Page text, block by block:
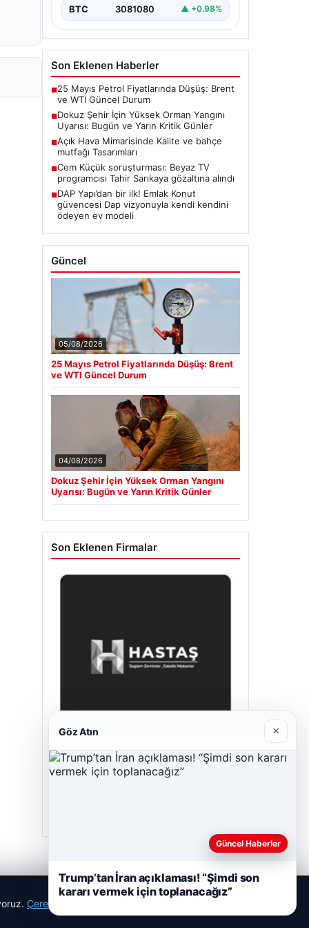
BTC 3081080 ▲ +0.98%
Son Eklenen Haberler
■25 Mayıs Petrol Fiyatlarında Düşüş: Brent
ve WTI Güncel Durum
■Dokuz Şehir İçin Yüksek Orman Yangını
Uyarısı: Bugün ve Yarın Kritik Günler
■Açık Hava Mimarisinde Kalite ve bahçe
mutfağı Tasarımları
■Cem Küçük soruşturması: Beyaz TV
programcısı Tahir Sarıkaya gözaltına alındı
■DAP Yapı’dan bir ilk! Emlak Konut
güvencesi Dap vizyonuyla kendi kendini
ödeyen ev modeli
Güncel
05/08/2026
25 Mayıs Petrol Fiyatlarında Düşüş: Brent
ve WTI Güncel Durum
04/08/2026
Dokuz Şehir İçin Yüksek Orman Yangını
Uyarısı: Bugün ve Yarın Kritik Günler
Son Eklenen Firmalar
Hastaş Beton
Çerez Politikamız
Göz Atın ×
Güncel Haberler
Trump’tan İran açıklaması! “Şimdi son
kararı vermek için toplanacağız”